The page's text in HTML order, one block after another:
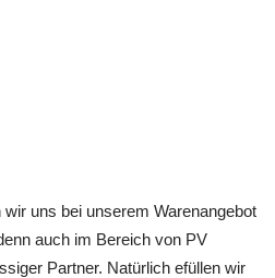
uns bei unserem Warenangebot
auch im Bereich von PV
Partner. Natürlich efüllen wir